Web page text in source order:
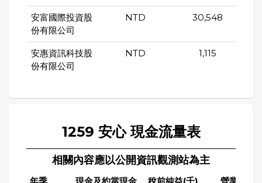
安富國際投資股
份有限公司
NTD 30,548
安惠資訊科技股
份有限公司
NTD 1,115
1259 安心 現金流量表
相關內容應以公開資訊觀測站為主